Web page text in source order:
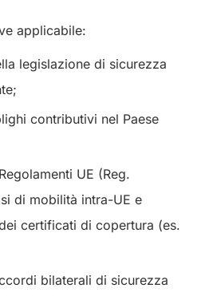
applicabile:
legislazione di sicurezza
contributivi nel Paese
UE (Reg.
di mobilità intra-UE e
certificati di copertura (es.
bilaterali di sicurezza